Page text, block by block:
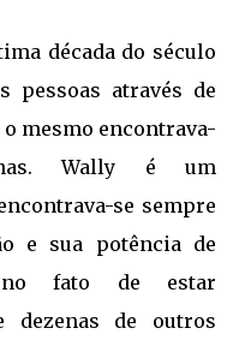
década do século
pessoas através de
mesmo encontrava-
Wally é um
se sempre
e sua potência de
no fato de estar
dezenas de outros